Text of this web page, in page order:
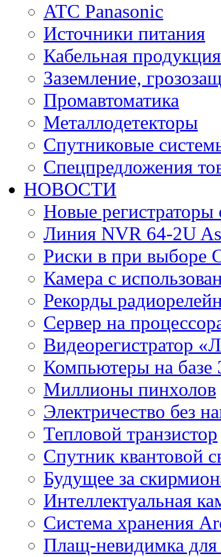
ATC Panasonic
Источники питания
Кабельная продукция
Заземление,
Промавтоматика
Металлодетекторы
Спутниковые
Спецпредложения
НОВОСТИ
Новые регистраторы
Линия NVR 64-2U
Риски в при выборе
Камера с
Рекорды
Сервер на
Видеорегистратор
Компьютеры на базе
Миллионы пинхолов
Электричество без
Тепловой транзистор
Спутник квантовой
Будущее за
Интеллектуальная
Система хранения
Плащ-невидимка